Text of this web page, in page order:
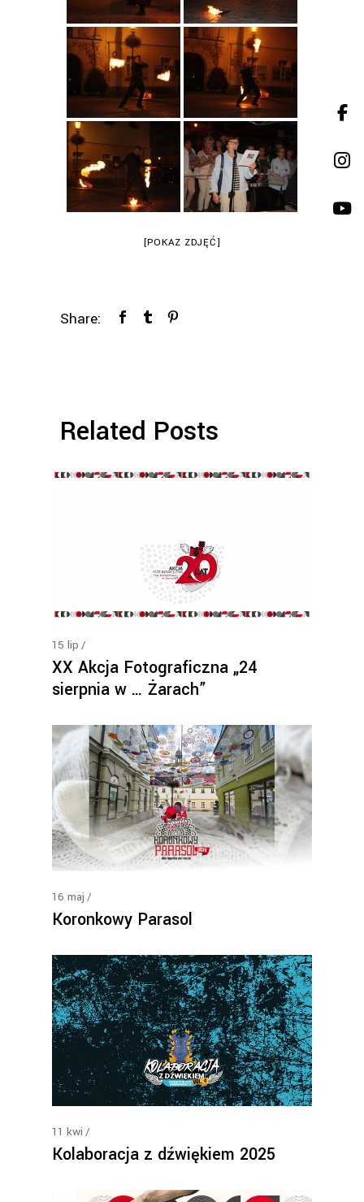
[POKAZ ZDJĘĆ]
Share:
Related Posts
15 lip
XX Akcja Fotograficzna „24
sierpnia w … Żarach”
16 maj
Koronkowy Parasol
11 kwi
Kolaboracja z dźwiękiem 2025